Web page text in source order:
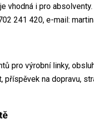
vhodná i pro
241 420, e-mail:
pro výrobní linky,
příspěvek na dopravu,